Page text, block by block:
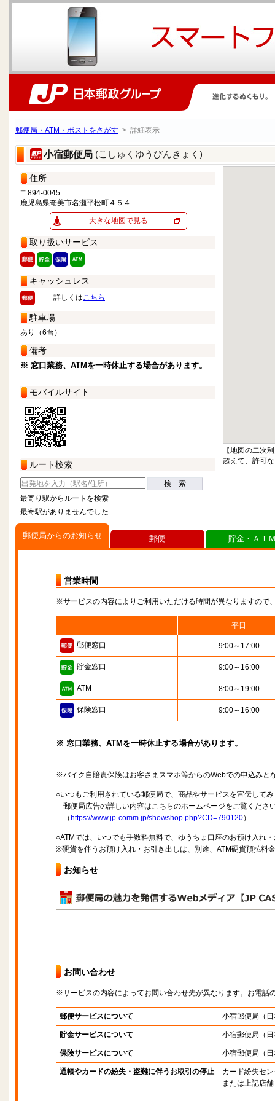
郵便局・ATM・ポストをさがす > 詳細表示
小宿郵便局 (こしゅくゆうびんきょく)
住所
〒894-0045
鹿児島県奄美市名瀬平松町４５４
大きな地図で見る
取り扱いサービス
キャッシュレス
詳しくはこちら
駐車場
あり（6台）
備考
※ 窓口業務、ATMを一時休止する場合があります。
モバイルサイト
ルート検索
検 索
最寄り駅からルートを検索
最寄駅がありませんでした
【地図の二次
超えて、許可
郵便局からのお知らせ
営業時間
※サービスの内容によりご利用いただける時間が異なりますので
平日
郵便窓口 9:00～17:00
貯金窓口 9:00～16:00
ATM 8:00～19:00
保険窓口 9:00～16:00
※ 窓口業務、ATMを一時休止する場合があります。
※バイク自賠責保険はお客さまスマホ等からのWebでの申込みと
○いつもご利用されている郵便局で、商品やサービスを宣伝して
郵便局広告の詳しい内容はこちらのホームページをご覧くださ
（ https://www.jp-comm.jp/showshop.php?CD=790120）
○ATMでは、いつでも手数料無料で、ゆうちょ口座のお預け入れ
※硬貨を伴うお預け入れ・お引き出しは、別途、ATM硬貨預払料
お知らせ
お問い合わせ
※サービスの内容によってお問い合わせ先が異なります。お電話
郵便サービスについて 小宿郵便局 （
貯金サービスについて 小宿郵便局 （
保険サービスについて 小宿郵便局 （
通帳やカードの紛失・盗難に伴うお取引の停止
カード紛失セ
または上記店舗
郵便 貯金・ＡＴ